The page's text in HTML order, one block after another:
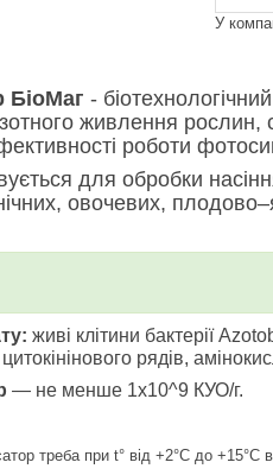
У
БіоМаг -
живлення рослин,
роботи
для обробки
овочевих,
живі клітини бактерії
цитокінінового рядів,
— не менше 1х10^9 КУО/г.
треба при t° від +2°С до +15°С